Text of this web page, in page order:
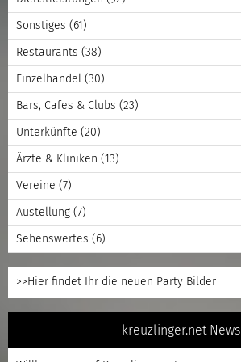
Sonstiges (61)
Restaurants (38)
Einzelhandel (30)
Bars, Cafes & Clubs (23)
Unterkünfte (20)
Ärzte & Kliniken (13)
Vereine (7)
Austellung (7)
Sehenswertes (6)
>>Hier findet Ihr die neuen Party Bilder
kreuzlinger.net News